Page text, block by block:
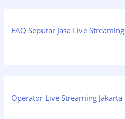
FAQ Seputar Jasa Live Streaming
Operator Live Streaming Jakarta